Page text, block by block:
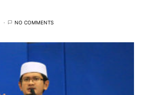
NO COMMENTS